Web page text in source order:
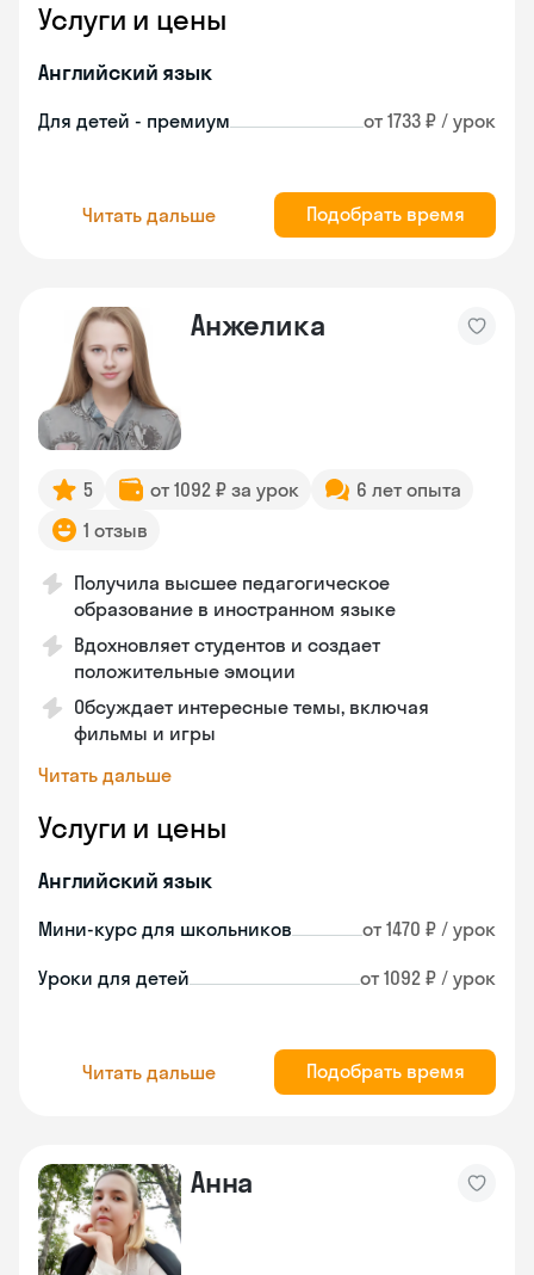
Услуги и цены
Английский язык
Для детей - премиум от 1733 ₽ / урок
Читать дальше Подобрать время
Анжелика
5 от 1092 ₽ за урок
6 лет опыта
1 отзыв
Получила высшее педагогическое
образование в иностранном языке
Вдохновляет студентов и создает
положительные эмоции
Обсуждает интересные темы, включая
фильмы и игры
Читать дальше
Услуги и цены
Английский язык
Мини-курс для школьников от 1470 ₽ / урок
Уроки для детей от 1092 ₽ / урок
Читать дальше Подобрать время
Анна